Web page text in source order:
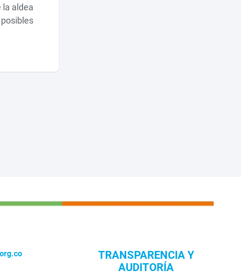
la aldea
TRANSPARENCIA Y
AUDITORÍA